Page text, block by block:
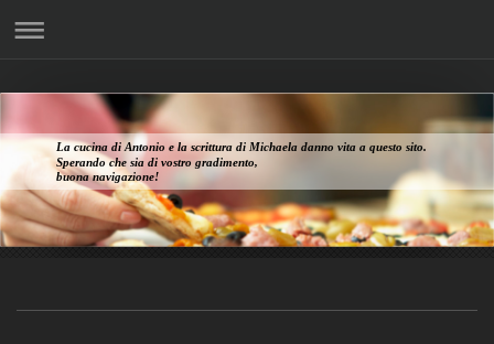
La cucina di Antonio e la scrittura di Michaela danno vita a questo sito.
Sperando che sia di vostro gradimento,
buona navigazione!